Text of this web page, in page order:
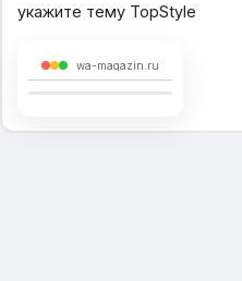
В избранное
укажите тему TopStyle
wa-magazin.ru